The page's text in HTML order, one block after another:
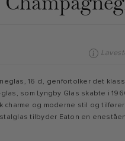
16 cl, genfortolker det
som Lyngby Glas skabte i
charme og moderne stil og
tilbyder Eaton en